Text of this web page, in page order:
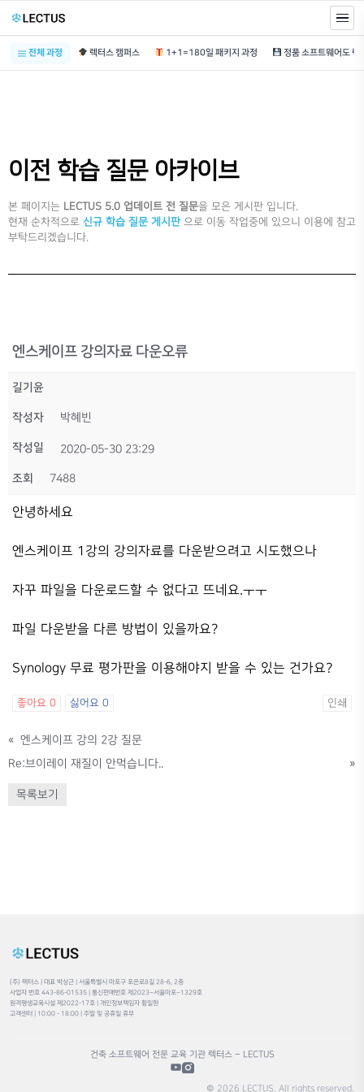
전체 과정 렉터스 캠퍼스 1+1=180일 패키지 과정
이전 학습 질문 아카이브
본 페이지는 LECTUS 5.0 업데이트 전 질문을 모은 게시판 입니다.
현재 순차적으로 신규 학습 질문 게시판 으로 이동 작업중에 있으니 이용에 참고
부탁드리겠습니다.
엔스케이프 강의자료 다운오류
길기윤
작성자 박혜빈
작성일 2020-05-30 23:29
조회 7488
안녕하세요
엔스케이프 1강의 강의자료를 다운받으려고 시도했으나
자꾸 파일을 다운로드할 수 없다고 뜨네요.ㅜㅜ
파일 다운받을 다른 방법이 있을까요?
Synology 무료 평가판을 이용해야지 받을 수 있는 건가요?
좋아요 0 싫어요 0 인쇄
« 엔스케이프 강의 2강 질문
Re:브이레이 재질이 안먹습니다..
»
목록보기